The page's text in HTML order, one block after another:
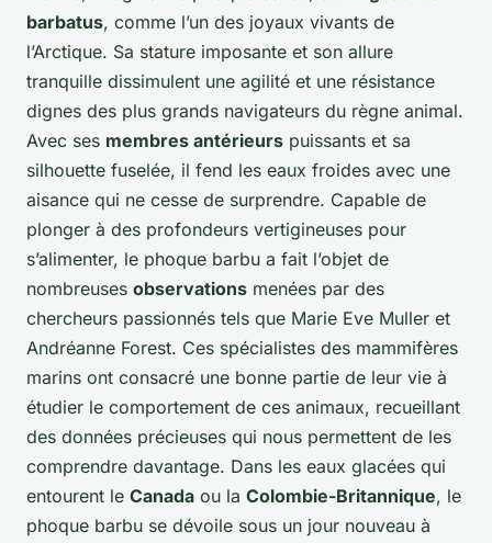
barbatus, comme l’un des joyaux vivants de
l’Arctique. Sa stature imposante et son allure
tranquille dissimulent une agilité et une résistance
dignes des plus grands navigateurs du règne animal.
Avec ses membres antérieurs puissants et sa
silhouette fuselée, il fend les eaux froides avec une
aisance qui ne cesse de surprendre. Capable de
plonger à des profondeurs vertigineuses pour
s’alimenter, le phoque barbu a fait l’objet de
nombreuses observations menées par des
chercheurs passionnés tels que Marie Eve Muller et
Andréanne Forest. Ces spécialistes des mammifères
marins ont consacré une bonne partie de leur vie à
étudier le comportement de ces animaux, recueillant
des données précieuses qui nous permettent de les
comprendre davantage. Dans les eaux glacées qui
entourent le Canada ou la Colombie-Britannique, le
phoque barbu se dévoile sous un jour nouveau à